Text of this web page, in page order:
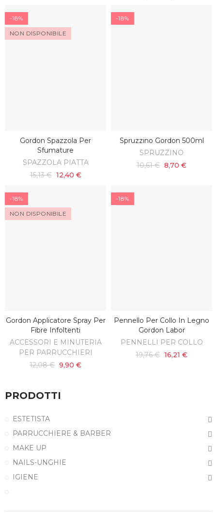
-18%
NON DISPONIBILE
SCOPRI
Gordon Spazzola Per
Sfumature
SPAZZOLA PIATTA
15,13 € 12,40 €
-18%
AGGIUNGI AL CARRELLO
Spruzzino Gordon 500ml
SPRUZZINO
10,61 € 8,70 €
-18%
NON DISPONIBILE
SCOPRI
Gordon Applicatore Spray Per
Fibre Infoltenti
ACCESSORI E MINUTERIA
PER PARRUCCHIERI
12,08 € 9,90 €
-18%
AGGIUNGI AL CARRELLO
Pennello Per Collo In Legno
Gordon Labor
PENNELLI PER COLLO
19,76 € 16,21 €
PRODOTTI
ESTETISTA
PARRUCCHIERE & BARBER
MAKE UP
NAILS-UNGHIE
IGIENE